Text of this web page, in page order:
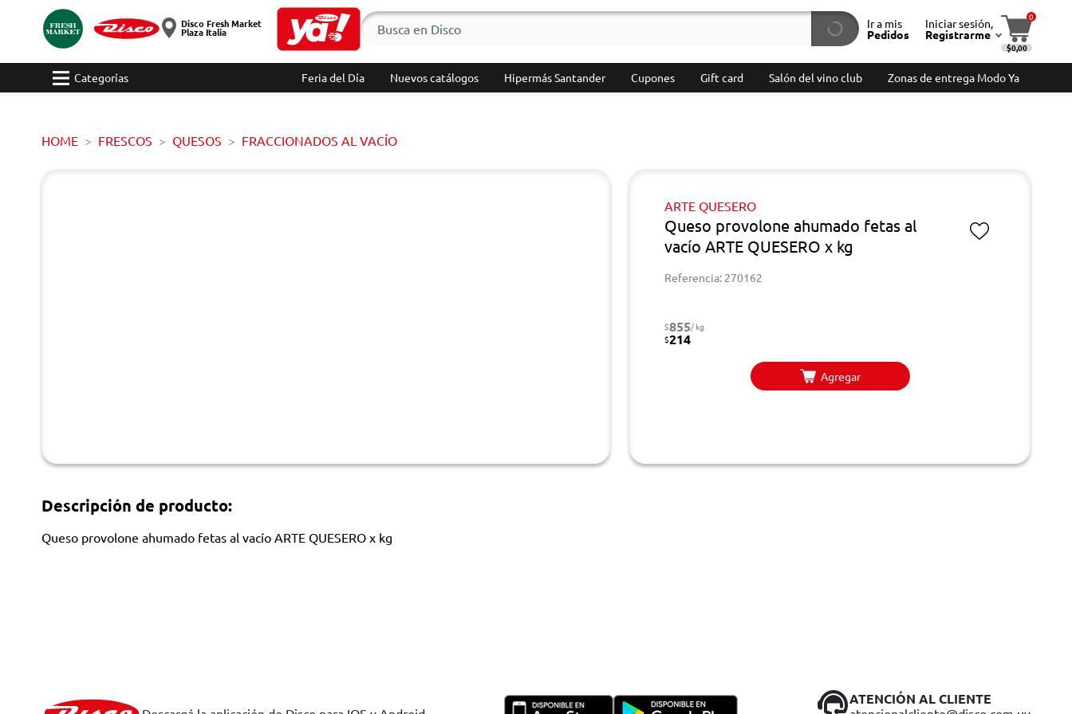
Disco Fresh Market
Plaza Italia
Ir a mis
Pedidos
Iniciar sesión,
Registrarme
0
$0,00
Categorías Feria del Día Nuevos catálogos Hipermás Santander Cupones Gift card Salón del vino club Zonas de entrega Modo Ya
HOME FRESCOS QUESOS FRACCIONADOS AL VACÍO
ARTE QUESERO
Queso provolone ahumado fetas al
vacío ARTE QUESERO x kg
Referencia: 270162
$855/ kg
$214
Agregar
Descripción de producto:
Queso provolone ahumado fetas al vacío ARTE QUESERO x kg
ATENCIÓN AL CLIENTE